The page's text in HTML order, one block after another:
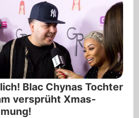
Blac Chynas Tochter
versprüht Xmas-